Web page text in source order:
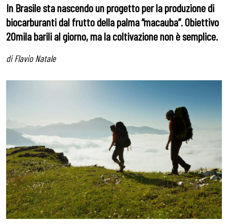
In Brasile sta nascendo un progetto per la produzione di
biocarburanti dal frutto della palma “macauba”. Obiettivo
20mila barili al giorno, ma la coltivazione non è semplice.
di Flavio Natale